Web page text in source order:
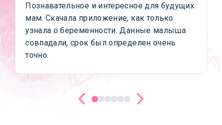
Познавательное и интересное для будущих
мам. Скачала приложение, как только
узнала о беременности. Данные малыша
совпадали, срок был определен очень
точно.